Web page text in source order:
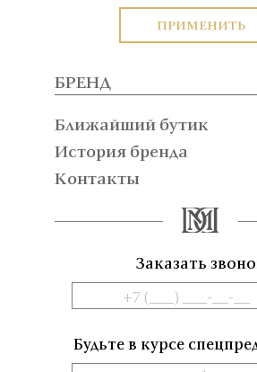
ПРИМЕНИТЬ
БРЕНД
Ближайший бутик
История бренда
Контакты
Заказать
Будьте в курсе